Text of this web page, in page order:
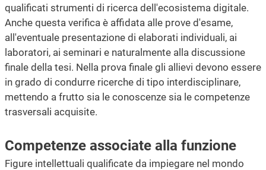
qualificati strumenti di ricerca dell'ecosistema digitale.
Anche questa verifica è affidata alle prove d'esame,
all'eventuale presentazione di elaborati individuali, ai
laboratori, ai seminari e naturalmente alla discussione
finale della tesi. Nella prova finale gli allievi devono essere
in grado di condurre ricerche di tipo interdisciplinare,
mettendo a frutto sia le conoscenze sia le competenze
trasversali acquisite.
Competenze associate alla funzione
Figure intellettuali qualificate da impiegare nel mondo